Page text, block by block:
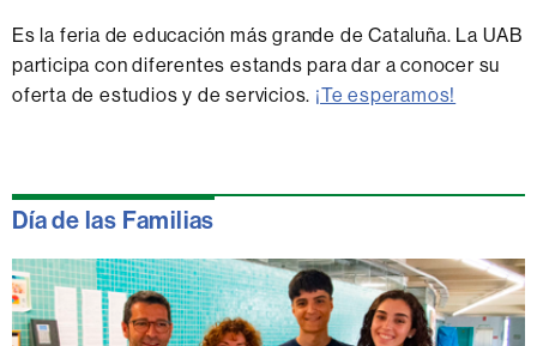
Es la feria de educación más grande de Cataluña. La UAB
participa con diferentes estands para dar a conocer su
oferta de estudios y de servicios. ¡Te esperamos!
Día de las Familias